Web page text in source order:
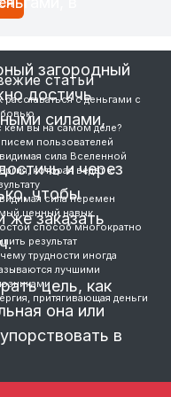
загородный
достичь
силами,
и через
чтобы
же заказать
цель, как
она или
в
статьи
расставаться с деньгами с
кем вы на самом деле?
пользователей
сила Вселенной
которая ведет к
сила перемен
ценный навык
способ многократно
результат
трудности иногда
лучшими
притягивающая деньги